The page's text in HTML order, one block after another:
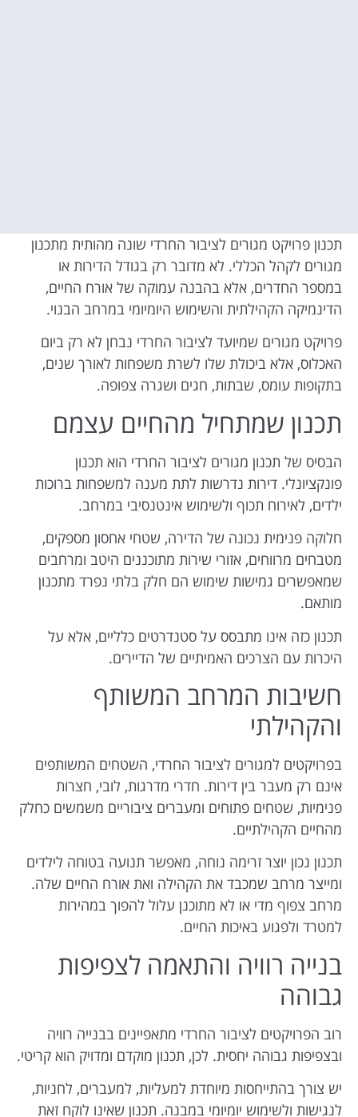
תכנון פרויקט מגורים לציבור החרדי שונה מהותית מתכנון
מגורים לקהל הכללי. לא מדובר רק בגודל הדירות או
במספר החדרים, אלא בהבנה עמוקה של אורח החיים,
הדינמיקה הקהילתית והשימוש היומיומי במרחב הבנוי.
פרויקט מגורים שמיועד לציבור החרדי נבחן לא רק ביום
האכלוס, אלא ביכולת שלו לשרת משפחות לאורך שנים,
בתקופות עומס, שבתות, חגים ושגרה צפופה.
תכנון שמתחיל מהחיים עצמם
הבסיס של תכנון מגורים לציבור החרדי הוא תכנון
פונקציונלי. דירות נדרשות לתת מענה למשפחות ברוכות
ילדים, לאירוח תכוף ולשימוש אינטנסיבי במרחב.
חלוקה פנימית נכונה של הדירה, שטחי אחסון מספקים,
מטבחים מרווחים, אזורי שירות מתוכננים היטב ומרחבים
שמאפשרים גמישות שימוש הם חלק בלתי נפרד מתכנון
מותאם.
תכנון כזה אינו מתבסס על סטנדרטים כלליים, אלא על
היכרות עם הצרכים האמיתיים של הדיירים.
חשיבות המרחב המשותף
והקהילתי
בפרויקטים למגורים לציבור החרדי, השטחים המשותפים
אינם רק מעבר בין דירות. חדרי מדרגות, לובי, חצרות
פנימיות, שטחים פתוחים ומעברים ציבוריים משמשים כחלק
מהחיים הקהילתיים.
תכנון נכון יוצר זרימה נוחה, מאפשר תנועה בטוחה לילדים
ומייצר מרחב שמכבד את הקהילה ואת אורח החיים שלה.
מרחב צפוף מדי או לא מתוכנן עלול להפוך במהירות
למטרד ולפגוע באיכות החיים.
בנייה רוויה והתאמה לצפיפות
גבוהה
רוב הפרויקטים לציבור החרדי מתאפיינים בבנייה רוויה
ובצפיפות גבוהה יחסית. לכן, תכנון מוקדם ומדויק הוא קריטי.
יש צורך בהתייחסות מיוחדת למעליות, למעברים, לחניות,
לנגישות ולשימוש יומיומי במבנה. תכנון שאינו לוקח זאת